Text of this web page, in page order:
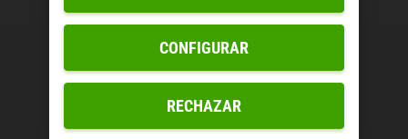
Gratuito
RECHAZAR
CONFIGURAR